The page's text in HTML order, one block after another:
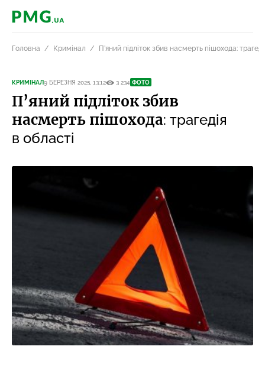
PMG.ua
Головна Кримінал П’яний підліток збив насмерть пішохода:
КРИМІНАЛ9 БЕРЕЗНЯ 2025, 13:12 3 234 ФОТО
П’яний підліток збив
насмерть пішохода: трагедія
в області